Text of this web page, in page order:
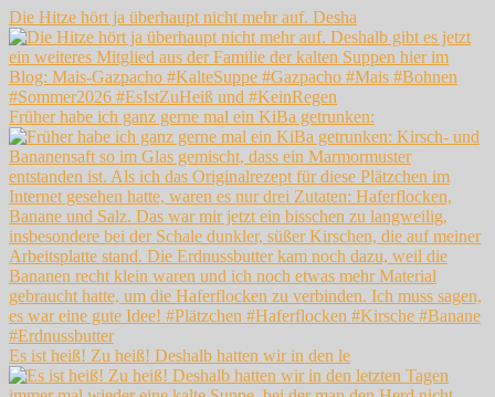
Die Hitze hört ja überhaupt nicht mehr auf. Desha
Früher habe ich ganz gerne mal ein KiBa getrunken:
Es ist heiß! Zu heiß! Deshalb hatten wir in den le